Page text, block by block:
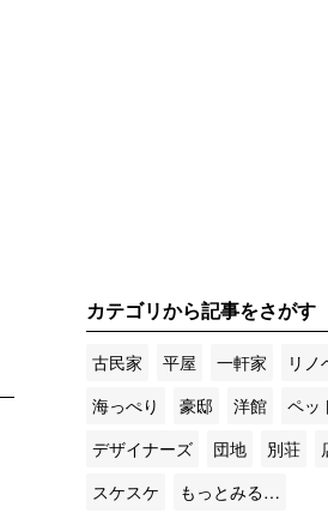
カテゴリから記事をさがす
古民家 平屋 一軒家
リノ
海っぺり
豪邸 洋館
ペッ
デザイナーズ
団地 別荘
スケスケ
もっとみる…